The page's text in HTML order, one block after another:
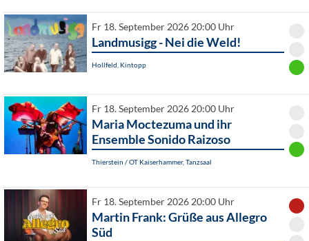
Fr 18. September 2026 20:00 Uhr
Landmusigg - Nei die Weld!
Hollfeld, Kintopp
Fr 18. September 2026 20:00 Uhr
Maria Moctezuma und ihr
Ensemble Sonido Raizoso
Thierstein / OT Kaiserhammer, Tanzsaal
Fr 18. September 2026 20:00 Uhr
Martin Frank: Grüße aus Allegro
Süd